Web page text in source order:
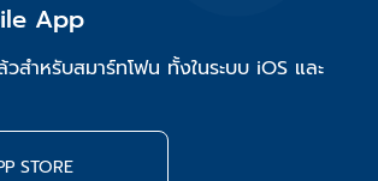
App
สำหรับสมาร์ทโฟน ทั้งในระบบ iOS และ
STORE